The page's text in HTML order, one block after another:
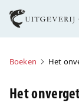
Boeken Het
Het